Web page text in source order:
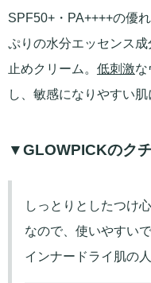
SPF50+・PA++++の優
ぷりの水分エッセンス成
止めクリーム。 低刺激な
し、敏感になりやすい
▼GLOWPICKのク
しっとりとしたつけ
なので、使いやすい
インナードライ肌の